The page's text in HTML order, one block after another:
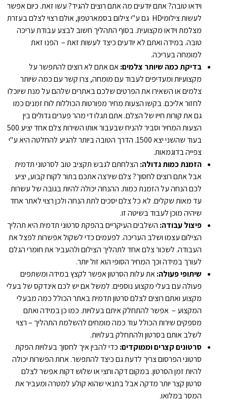
וידאו טובה? אתם יודעים מה אתם רוצים להגיד? עשו זאת. כיום אפשר
לעשות צילומיHD גם ע"י צילום בסמארטפון, אולם רצוי לצלם בעזרת
מצלמת וידאו מקצועית. בסוף התהליך חשוב לבצע עבודת עריכה
טובה. במידה ואתם לא יודעים כיצד לעשות זאת – הפנו זאת
למומחה בעריכה.
בדיקת כמה שיותר צלמים:אם אתם לא רוצים להתפשר על
מקצועיות ומעדיפים לעבוד עם מומחה, צרו קשר עם כמה שיותר
צלמים או השאירו את הפרטים שלכם באתרים שלהם על מנת שיוכלו
לחזור אליכם. בקשו הצעות מחיר מפורטות הכוללות לוח זמנים כמו
גם את קורות חייו של הצלם. אתם תגלו די מהר פערים גדולים בין
הצעות המחיר וסביר להניח שבעבור אותו השירות צלם אחד יציע 500
בעוד שהשני יצא 1500. הדרך הטובה ביותר להגיע להחלטה היא ע"י
צפייה בדוגמאות.
הזמנת כמות גדולה: הצלחתם לגבש תקציב טוב לסרטוני תדמית
אבל אתם רוצים לחסוך? צלם שירצה אתכם בתור לקוח קבוע, יציע
לכם הנחה על הזמנת כמות. ההנחה יכולה להיות בגובה של עשרות
עד מאות שקלים. לא כל צלם יסכים לתת הנחה ולכן רצוי לאתר אחד
שיהיה מוכן לעבוד בשיטה זו.
פיצול עבודה: השלבים העיקריים בהפקת סרטוני תדמית היא תהליך
הצילום עצמו ושלב העריכה. לפעמים כדי לשקול אפשרות לפצל את
העבודה. לשכור צלם אחד לתהליך הצילום ולהעביר את חומרי הגלם
לעורך במידה וכך המחיר הסופי הוא זול יותר.
שיתופי פעולה:את עלות הסרטון אפשר לקצץ במידה ומשתפים
פעולה עם בעלי מקצוע נוספים. למשל אם יש לכם אינדקס של בעלי
מקצוע ואתם רוצים לצלם סרטון תדמית באתר הכולל כמה מבעלי
המקצוע – אפשר להתחלק איתם בעלויות. כמו כן במידה ואתם
מספקים שירות הכולל עוד כמה מומחים להשלמת התהליך – רצוי
לשלב אותם בסרטון ולהתחלק בעלויות.
סרטונים קצרים וממוקדים: כדי להבין איך לחסוך בעלויות הפקת
סרטוני הפרסום צריך לדעת גם כיצד להתפשר. אחת הפשרות יכולה
להיות זמן הסרטון. במקום דקה וחצי או שלוש דקות אפשר לצלם
סרטון קצר יותר מדקה אבל בתנאי שהוא קולע למטרה ומעביר את
המסר במלואו.